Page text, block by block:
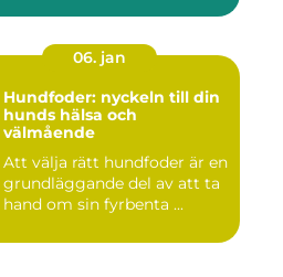
06. jan
Hundfoder: nyckeln till din
hunds hälsa och
välmående
Att välja rätt hundfoder är en
grundläggande del av att ta
hand om sin fyrbenta ...